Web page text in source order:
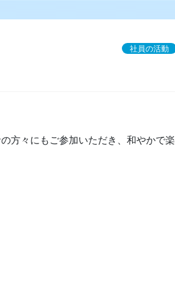
社員の活動
方々にもご参加いただき、和やかで楽